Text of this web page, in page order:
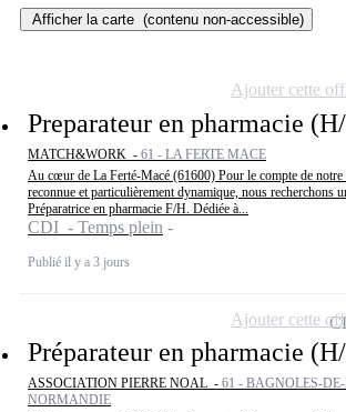
Afficher la carte (contenu non-accessible)
Preparateur en pharmacie
MATCH&WORK - 61 - LA FERTE MACE
Au cœur de La Ferté-Macé (61600) Pour le compte de
reconnue et particulièrement dynamique, nous recherchons
Préparatrice en pharmacie F/H. Dédiée à...
CDI - Temps plein
Publié il y a 3 jours
Ajouter cette
Préparateur en pharmacie
ASSOCIATION PIERRE NOAL - 61 - BAGNOLES-
NORMANDIE
Ajouter cette